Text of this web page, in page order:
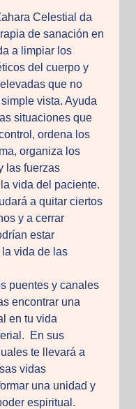
Celestial da
de sanación en
a limpiar los
del cuerpo y
que no
vista. Ayuda
situaciones que
ordena los
organiza los
las fuerzas
vida del paciente.
a quitar ciertos
y a cerrar
estar
vida de las
puentes y canales
encontrar una
en tu vida
En sus
te llevará a
vidas
una unidad y
espiritual.